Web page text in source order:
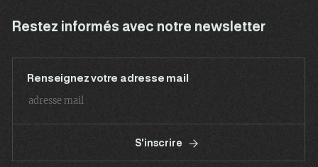
Restez informés avec notre newsletter
Renseignez votre adresse mail
S'inscrire